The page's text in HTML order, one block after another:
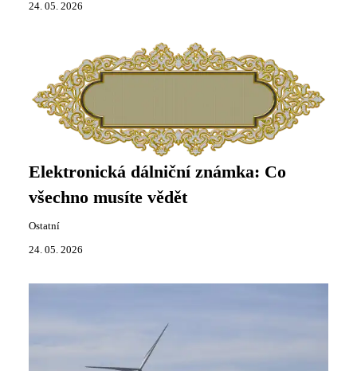
24. 05. 2026
Elektronická dálniční známka: Co
všechno musíte vědět
Ostatní
24. 05. 2026